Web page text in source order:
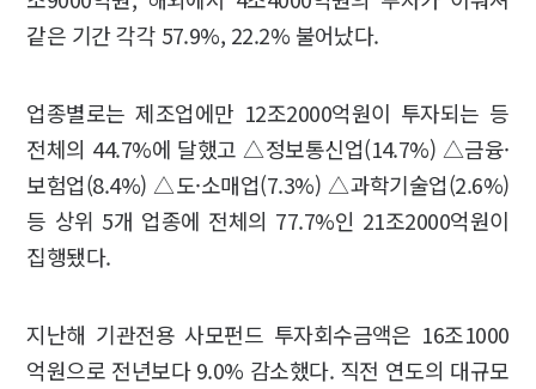
같은 기간 각각 57.9%, 22.2% 불어났다.
업종별로는 제조업에만 12조2000억원이 투자되는 등
전체의 44.7%에 달했고 △정보통신업(14.7%) △금융·
보험업(8.4%) △도·소매업(7.3%) △과학기술업(2.6%)
등 상위 5개 업종에 전체의 77.7%인 21조2000억원이
집행됐다.
지난해 기관전용 사모펀드 투자회수금액은 16조1000
억원으로 전년보다 9.0% 감소했다. 직전 연도의 대규모